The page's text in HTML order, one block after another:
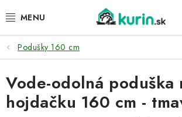
na
PRE HYDINU
PRE PSY
PRE ZAJACE
Podušky 160 cm
Vode-odolná poduška
hojdačku 160 cm -